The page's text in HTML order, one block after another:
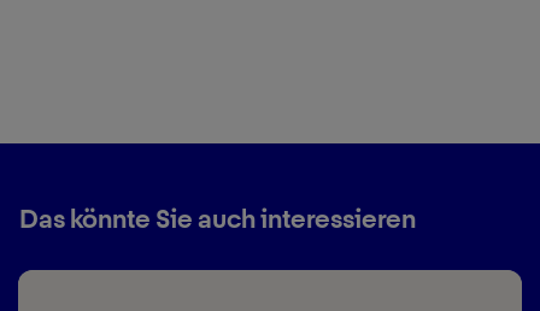
Das könnte Sie auch interessieren